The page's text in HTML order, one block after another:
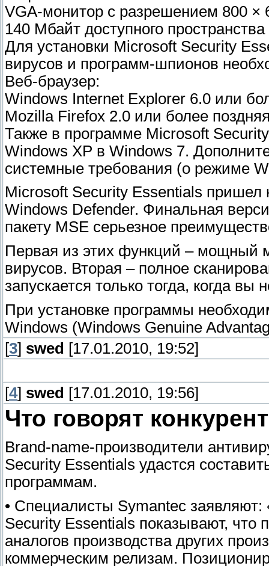
VGA-монитор с разрешением 800 ×
140 Мбайт доступного
Для установки Microsoft Security
вирусов и программ-шпионов
Веб-браузер:
Windows Internet Explorer 6.0 или
Mozilla Firefox 2.0 или более
Также в программе Microsoft
Windows XP в Windows 7.
системные требования (о режиме
Microsoft Security Essentials пришел
Windows Defender. Финальная
пакету MSE серьезное
Первая из этих функций – мощный
вирусов. Вторая – полное
запускается только тогда, когда вы
При установке программы
Windows (Windows Genuine
[3] swed [17.01.2010, 19:52]
[4] swed [17.01.2010, 19:56]
Что говорят
Brand-name-производители
Security Essentials удастся
программам.
• Специалисты Symantec
Security Essentials показывают, что
аналогов производства других
коммерческим релизам.